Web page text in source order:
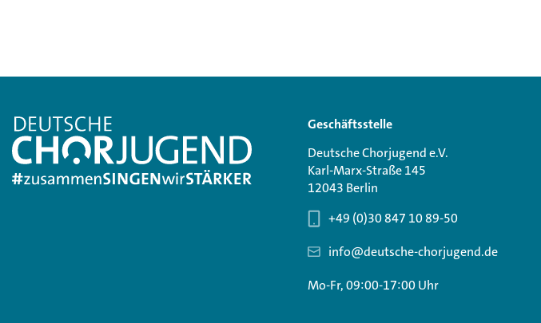
Geschäftsstelle
Deutsche Chorjugend e.V.
Karl-Marx-Straße 145
12043 Berlin
+49 (0)30 847 10 89-50
info@deutsche-chorjugend.de
Mo-Fr, 09:00-17:00 Uhr